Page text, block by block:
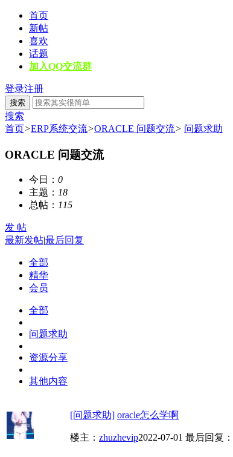
首页
新帖
喜欢
话题
加入QQ交流群
登录注册
搜索
搜索
首页>ERP系统交流>ORACLE 问题交流> 问题求助
ORACLE 问题交流
今日： 0
主题： 18
总帖： 115
发 帖
最新发帖|最后回复
全部
精华
会员
全部
问题求助
资源分享
其他内容
[问题求助] oracle怎么学啊
楼主： zhuzhevip2022-07-01 最后回复：